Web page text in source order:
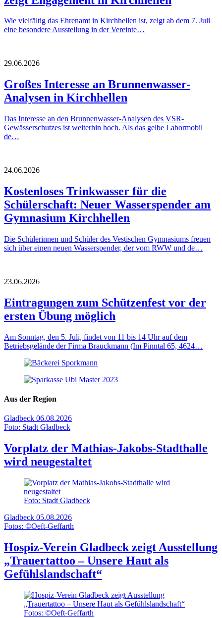
Wie vielfältig das Ehrenamt in Kirchhellen ist, zeigt ab dem 7. Juli
eine besondere Ausstellung in der Vereinte…
29.06.2026
Großes Interesse an Brunnenwasser-
Analysen in Kirchhellen
Das Interesse an den Brunnenwasser-Analysen des VSR-
Gewässerschutzes ist weiterhin hoch. Als das gelbe Labormobil
de…
24.06.2026
Kostenloses Trinkwasser für die
Schülerschaft: Neuer Wasserspender am
Gymnasium Kirchhellen
Die Schülerinnen und Schüler des Vestischen Gymnasiums freuen
sich über einen neuen Wasserspender, der vom RWW und de…
23.06.2026
Eintragungen zum Schützenfest vor der
ersten Übung möglich
Am Sonntag, den 5. Juli, findet von 11 bis 14 Uhr auf dem
Betriebsgelände der Firma Brauckmann (Im Pinntal 65, 4624…
Aus der Region
Gladbeck 06.08.2026
Foto: Stadt Gladbeck
Vorplatz der Mathias-Jakobs-Stadthalle
wird neugestaltet
Foto: Stadt Gladbeck
Gladbeck 05.08.2026
Fotos: ©Oeft-Geffarth
Hospiz-Verein Gladbeck zeigt Ausstellung
„Trauertattoo – Unsere Haut als
Gefühlslandschaft“
Fotos: ©Oeft-Geffarth